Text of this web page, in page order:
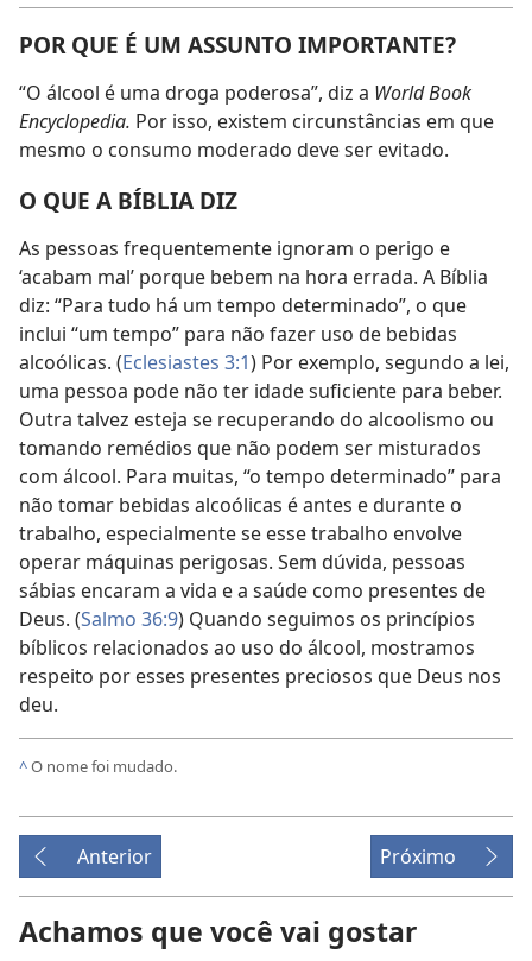
POR QUE É UM ASSUNTO IMPORTANTE?
“O álcool é uma droga poderosa”, diz a World Book
Encyclopedia. Por isso, existem circunstâncias em que
mesmo o consumo moderado deve ser evitado.
O QUE A BÍBLIA DIZ
As pessoas frequentemente ignoram o perigo e
‘acabam mal’ porque bebem na hora errada. A Bíblia
diz: “Para tudo há um tempo determinado”, o que
inclui “um tempo” para não fazer uso de bebidas
alcoólicas. (Eclesiastes 3:1) Por exemplo, segundo a lei,
uma pessoa pode não ter idade suficiente para beber.
Outra talvez esteja se recuperando do alcoolismo ou
tomando remédios que não podem ser misturados
com álcool. Para muitas, “o tempo determinado” para
não tomar bebidas alcoólicas é antes e durante o
trabalho, especialmente se esse trabalho envolve
operar máquinas perigosas. Sem dúvida, pessoas
sábias encaram a vida e a saúde como presentes de
Deus. (Salmo 36:9) Quando seguimos os princípios
bíblicos relacionados ao uso do álcool, mostramos
respeito por esses presentes preciosos que Deus nos
deu.
^O nome foi mudado.
Anterior Próximo
Achamos que você vai gostar